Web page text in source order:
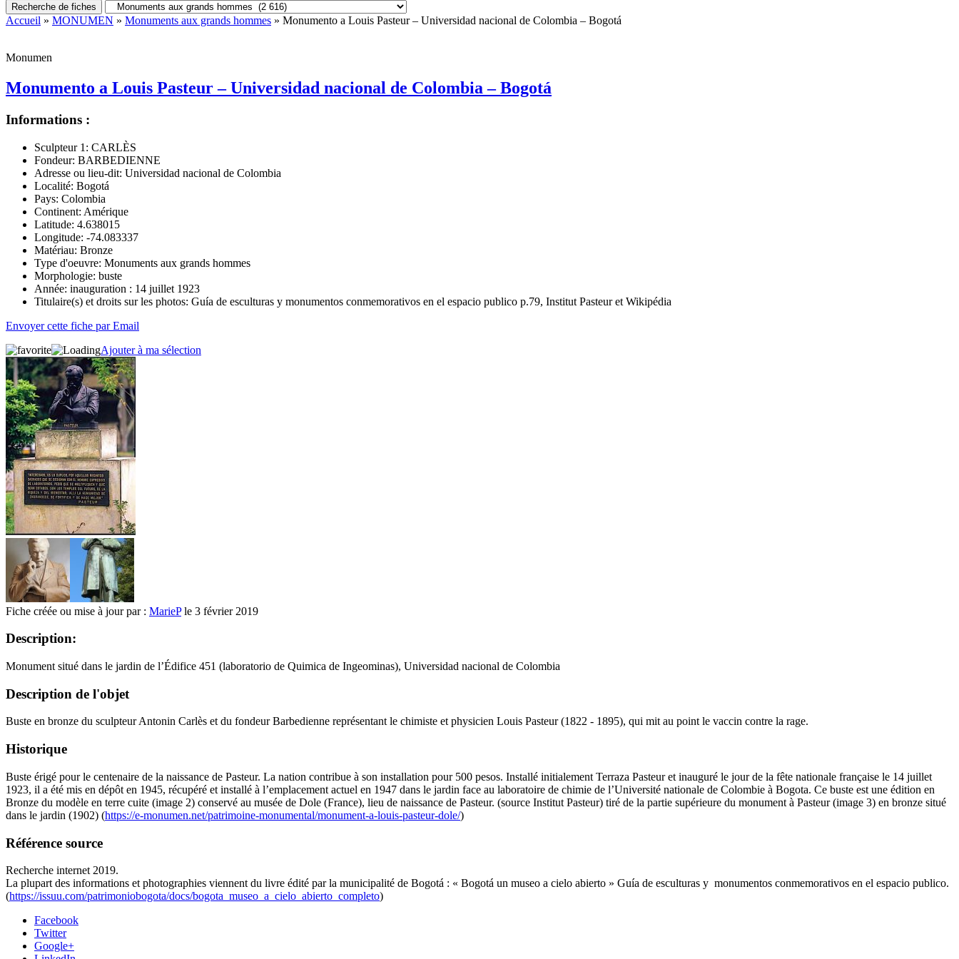
Recherche de fiches
Accueil » MONUMEN » Monuments aux grands hommes » Monumento a Louis Pasteur – Universidad nacional de Colombia – Bogotá
Monumen
Monumento a Louis Pasteur – Universidad nacional de Colombia – Bogotá
Informations :
Sculpteur 1: CARLÈS
Fondeur: BARBEDIENNE
Adresse ou lieu-dit: Universidad nacional de Colombia
Localité: Bogotá
Pays: Colombia
Continent: Amérique
Latitude: 4.638015
Longitude: -74.083337
Matériau: Bronze
Type d'oeuvre: Monuments aux grands hommes
Morphologie: buste
Année: inauguration : 14 juillet 1923
Titulaire(s) et droits sur les photos: Guía de esculturas y monumentos conmemorativos en el espacio publico p.79, Institut Pasteur et Wikipédia
Envoyer cette fiche par Email
Ajouter à ma sélection
Fiche créée ou mise à jour par : MariePle 3 février 2019
Description:
Monument situé dans le jardin de l’Édifice 451 (laboratorio de Quimica de Ingeominas), Universidad nacional de Colombia
Description de l'objet
Buste en bronze du sculpteur Antonin Carlès et du fondeur Barbedienne représentant le chimiste et physicien Louis Pasteur (1822 - 1895), qui mit au point le vaccin contre la rage.
Historique
Buste érigé pour le centenaire de la naissance de Pasteur. La nation contribue à son installation pour 500 pesos. Installé initialement Terraza Pasteur et inauguré le jour de la fête nationale française le 14 juillet
1923, il a été mis en dépôt en 1945, récupéré et installé à l’emplacement actuel en 1947 dans le jardin face au laboratoire de chimie de l’Université nationale de Colombie à Bogota. Ce buste est une édition en
Bronze du modèle en terre cuite (image 2) conservé au musée de Dole (France), lieu de naissance de Pasteur. (source Institut Pasteur) tiré de la partie supérieure du monument à Pasteur (image 3) en bronze situé
dans le jardin (1902) (https://e-monumen.net/patrimoine-monumental/monument-a-louis-pasteur-dole/)
Référence source
Recherche internet 2019.
La plupart des informations et photographies viennent du livre édité par la municipalité de Bogotá : « Bogotá un museo a cielo abierto » Guía de esculturas y monumentos conmemorativos en el espacio publico.
(https://issuu.com/patrimoniobogota/docs/bogota_museo_a_cielo_abierto_completo)
Facebook
Twitter
Google+